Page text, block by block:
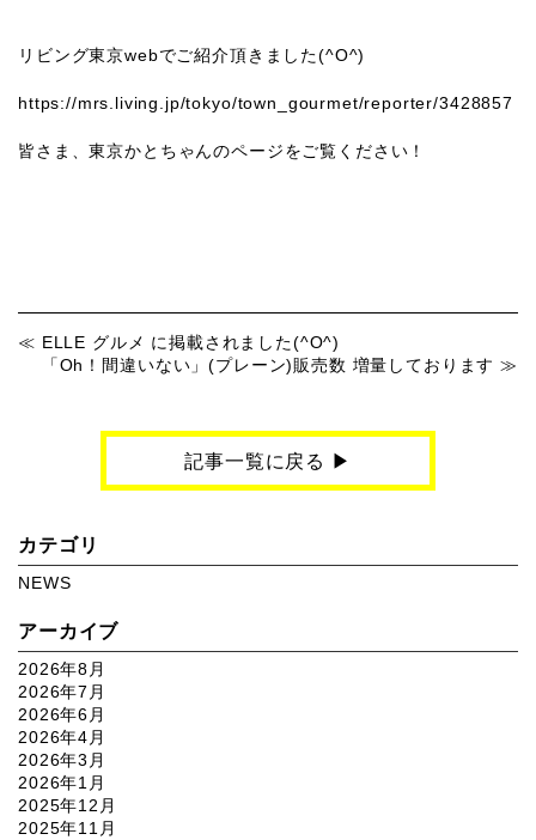
リビング東京webでご紹介頂きました(^O^)
https://mrs.living.jp/tokyo/town_gourmet/reporter/3428857
皆さま、東京かとちゃんのページをご覧ください！
ELLE グルメ に掲載されました(^O^)
「Oh！間違いない」(プレーン)販売数 増量しております
記事一覧に戻る ▶︎
カテゴリ
NEWS
アーカイブ
2026年8月
2026年7月
2026年6月
2026年4月
2026年3月
2026年1月
2025年12月
2025年11月